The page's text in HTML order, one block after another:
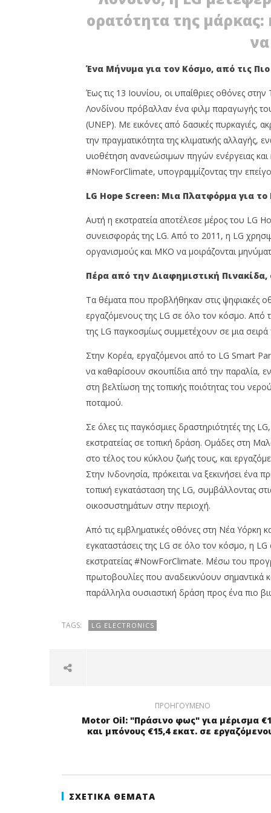
press-
room
ορατότητα της μάρκας:
Ένα Μήνυμα για τον Κόσμο, από τις
Έως τις 13 Ιουνίου, οι υπαίθριες οθόνες
Λονδίνου πρόβαλλαν ένα φιλμ παραγωγής
(UNEP). Με εικόνες από δασικές πυρκαγιές,
την πραγματικότητα της κλιματικής
υιοθέτηση ανανεώσιμων πηγών ενέργειας
#NowForClimate, υπογραμμίζοντας την
LG Hope Screen: Μια Πλατφόρμα για το
Αυτή η εκστρατεία αποτέλεσε μέρος του LG
συνεισφοράς της LG. Από το 2011, η LG
οργανισμούς και ΜΚΟ να μοιράζονται
Πέρα από την Διαφημιστική Πινακίδα,
Τα θέματα που προβλήθηκαν στις ψηφιακές
εργαζόμενους της LG σε όλο τον κόσμο. Από
της LG παγκοσμίως συμμετέχουν σε μια
Στην Κορέα, εργαζόμενοι από το LG Smart
να καθαρίσουν σκουπίδια από την παραλία,
στη βελτίωση της τοπικής ποιότητας του
ποταμού.
Σε όλες τις παγκόσμιες δραστηριότητές της
εκστρατείας σε τοπική δράση. Ομάδες στη
στο τέλος του κύκλου ζωής τους, και
Στην Ινδονησία, πρόκειται να ξεκινήσει
τοπική εγκατάσταση της LG, συμβάλλοντας
οικοσυστημάτων στην περιοχή.
Από τις εμβληματικές οθόνες στη Νέα Υόρκη
εγκαταστάσεις της LG σε όλο τον κόσμο, η
εκστρατείας #NowForClimate. Μέσω του
πρωτοβουλίες που αναδεικνύουν σημαντικά
παράλληλα ουσιαστική δράση προς ένα πιο
TAGS: LG ELECTRONICS
ΠΡΟΗΓΟΎΜΕΝΟ
Motor Oil: "Πράσινο φως" για μέρισμα
και μπόνους €15,4 εκατ. σε
ΣΧΕΤΙΚΆ ΘΈΜΑΤΑ